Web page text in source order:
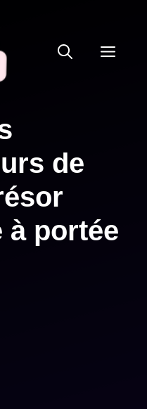
de
à portée